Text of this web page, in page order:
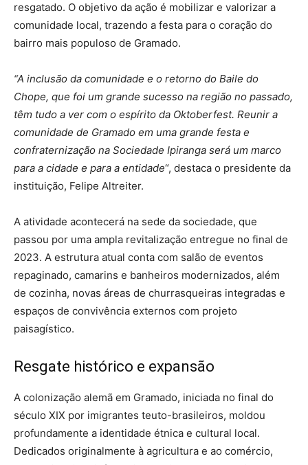
resgatado. O objetivo da ação é mobilizar e valorizar a
comunidade local, trazendo a festa para o coração do
bairro mais populoso de Gramado.
“A inclusão da comunidade e o retorno do Baile do
Chope, que foi um grande sucesso na região no passado,
têm tudo a ver com o espírito da Oktoberfest. Reunir a
comunidade de Gramado em uma grande festa e
confraternização na Sociedade Ipiranga será um marco
para a cidade e para a entidade“, destaca o presidente da
instituição, Felipe Altreiter.
A atividade acontecerá na sede da sociedade, que
passou por uma ampla revitalização entregue no final de
2023. A estrutura atual conta com salão de eventos
repaginado, camarins e banheiros modernizados, além
de cozinha, novas áreas de churrasqueiras integradas e
espaços de convivência externos com projeto
paisagístico.
Resgate histórico e expansão
A colonização alemã em Gramado, iniciada no final do
século XIX por imigrantes teuto-brasileiros, moldou
profundamente a identidade étnica e cultural local.
Dedicados originalmente à agricultura e ao comércio,